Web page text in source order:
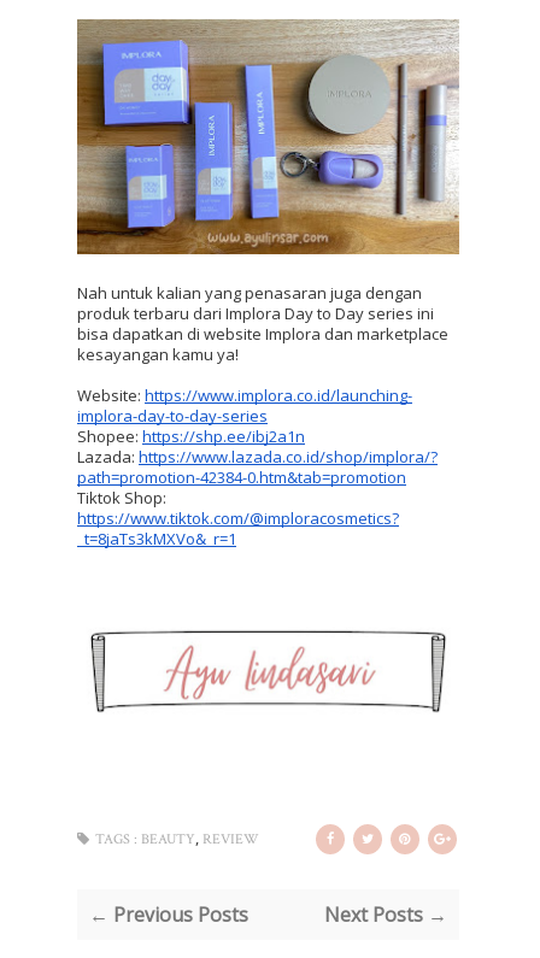
Nah untuk kalian yang penasaran juga dengan
produk terbaru dari Implora Day to Day series ini
bisa dapatkan di website Implora dan marketplace
kesayangan kamu ya!
Website: https://www.implora.co.id/launching-
implora-day-to-day-series
Shopee: https://shp.ee/ibj2a1n
Lazada: https://www.lazada.co.id/shop/implora/?
path=promotion-42384-0.htm&tab=promotion
https://www.tiktok.com/@imploracosmetics?
_t=8jaTs3kMXVo&_r=1
TAGS : BEAUTY, REVIEW
← Previous Posts Next Posts →